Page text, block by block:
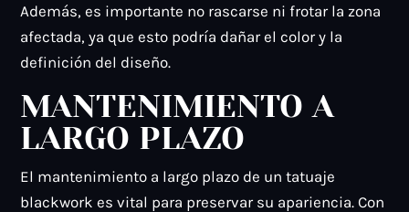
Además, es importante no rascarse ni frotar la zona
afectada, ya que esto podría dañar el color y la
definición del diseño.
MANTENIMIENTO A
LARGO PLAZO
El mantenimiento a largo plazo de un tatuaje
blackwork es vital para preservar su apariencia. Con